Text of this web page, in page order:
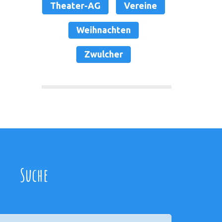
Theater-AG Vereine
Weihnachten
Zwulcher
Suche